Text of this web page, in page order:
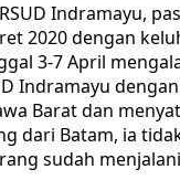
Indramayu,
2020 dengan
3-7 April
Indramayu
Barat dan
dari Batam, ia
sudah